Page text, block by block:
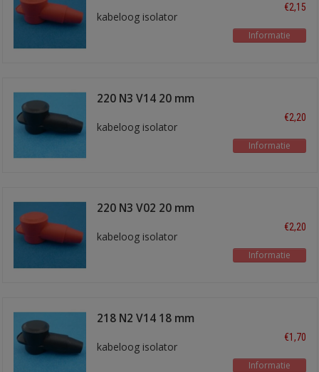
kabeloog isolator
€2,15
Informatie
220 N3 V14 20 mm
kabeloog isolator
€2,20
Informatie
220 N3 V02 20 mm
kabeloog isolator
€2,20
Informatie
218 N2 V14 18 mm
kabeloog isolator
€1,70
Informatie